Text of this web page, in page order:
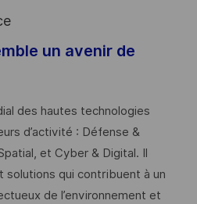
un avenir de
des hautes technologies
d’activité : Défense &
et Cyber & Digital. Il
qui contribuent à un
de l’environnement et